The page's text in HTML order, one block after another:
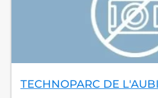
TECHNOPARC DE